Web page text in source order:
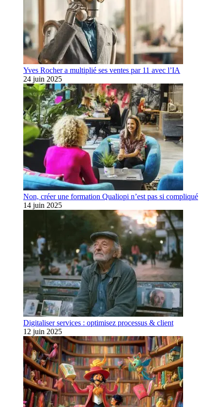
Yves Rocher a multiplié ses ventes par 11 avec l’IA
24 juin 2025
Non, créer une formation Qualiopi n’est pas si compliqué
14 juin 2025
Digitaliser services : optimisez processus & client
12 juin 2025